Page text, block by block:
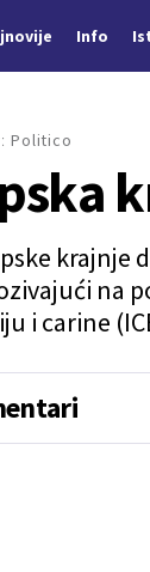
Info
krajnje
na
i carine
Politico